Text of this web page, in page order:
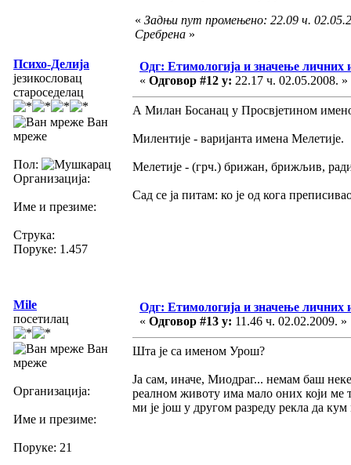
« Задњи пут промењено: 22.09 ч.
Сребрена »
Психо-Делија
језикословац
староседелац
Ван
мреже
Пол:
Организација:
Име и презиме:
Струка:
Поруке: 1.457
Одг: Етимологија и значење личних
« Одговор #12 у: 22.17 ч. 02.05.2008. »
А Милан Босанац у Просвјетином
Милентије - варијанта имена Мелетије.
Мелетије - (грч.) брижан, брижљив,
Сад се ја питам: ко је од кога
Mile
посетилац
Ван
мреже
Организација:
Име и презиме:
Поруке: 21
Одг: Етимологија и значење личних
« Одговор #13 у: 11.46 ч. 02.02.2009. »
Шта је са именом Урош?
Ја сам, иначе, Миодраг... немам баш
реалном животу има мало оних који ме
ми је још у другом разреду рекла да